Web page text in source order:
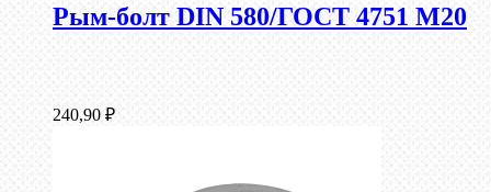
Рым-болт DIN 580/ГОСТ 4751 М20
240,90 ₽